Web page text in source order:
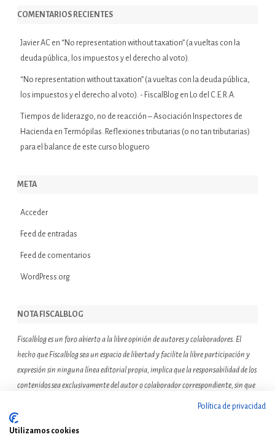
COMENTARIOS RECIENTES
Javier AC en “No representation without taxation” (a vueltas con la
deuda pública, los impuestos y el derecho al voto).
“No representation without taxation” (a vueltas con la deuda pública,
los impuestos y el derecho al voto). - FiscalBlog en Lo del C.E.R.A.
Tiempos de liderazgo, no de reacción – Asociación Inspectores de
Hacienda en
Termópilas. Reflexiones tributarias (o no tan tributarias)
para el balance de este curso bloguero
META
Acceder
Feed de entradas
Feed de comentarios
WordPress.org
NOTA FISCALBLOG
Fiscalblog es un foro abierto a la libre opinión de autores y colaboradores. El
hecho que Fiscalblog sea un espacio de libertad y facilite la libre participación y
expresión sin ninguna línea editorial propia, implica que la responsabilidad de los
contenidos sea exclusivamente del autor o colaborador correspondiente, sin que
ello suponga que el resto de miembros de la comunidad de Fiscalblog asuman o
compartan las reflexiones u opiniones expresadas.
Política de privacidad
Utilizamos cookies